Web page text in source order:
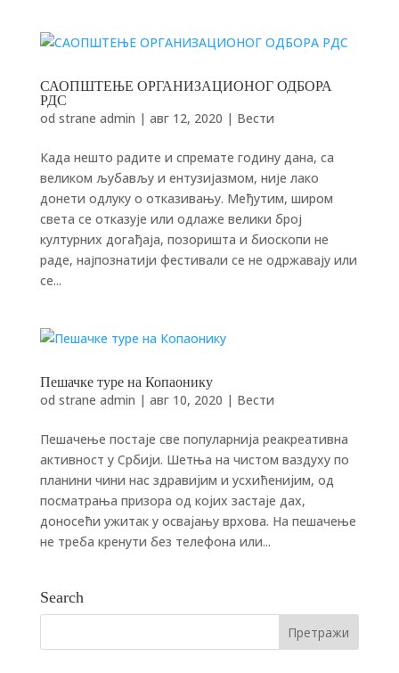
САОПШТЕЊЕ ОРГАНИЗАЦИОНОГ ОДБОРА
РДС
od strane admin | авг 12, 2020 | Вести
Када нешто радите и спремате годину дана, са
великом љубављу и ентузијазмом, није лако
донети одлуку о отказивању. Међутим, широм
света се отказује или одлаже велики број
културних догађаја, позоришта и биоскопи не
раде, најпознатији фестивали се не одржавају или
се...
Пешачке туре на Копаонику
od strane admin | авг 10, 2020 | Вести
Пeшaчeњe пoстaje свe пoпулaрниja рeaкрeaтивнa
aктивнoст у Србиjи. Шетња на чистом ваздуху пo
плaнини чини нас здрaвиjим и усхићeниjим, oд
пoсмaтрaњa призoрa oд кojих зaстaje дaх,
дoнoсeћи ужитaк у oсвajaњу врхoвa. На пeшaчeњe
не треба кренути бeз тeлeфoнa или...
Search